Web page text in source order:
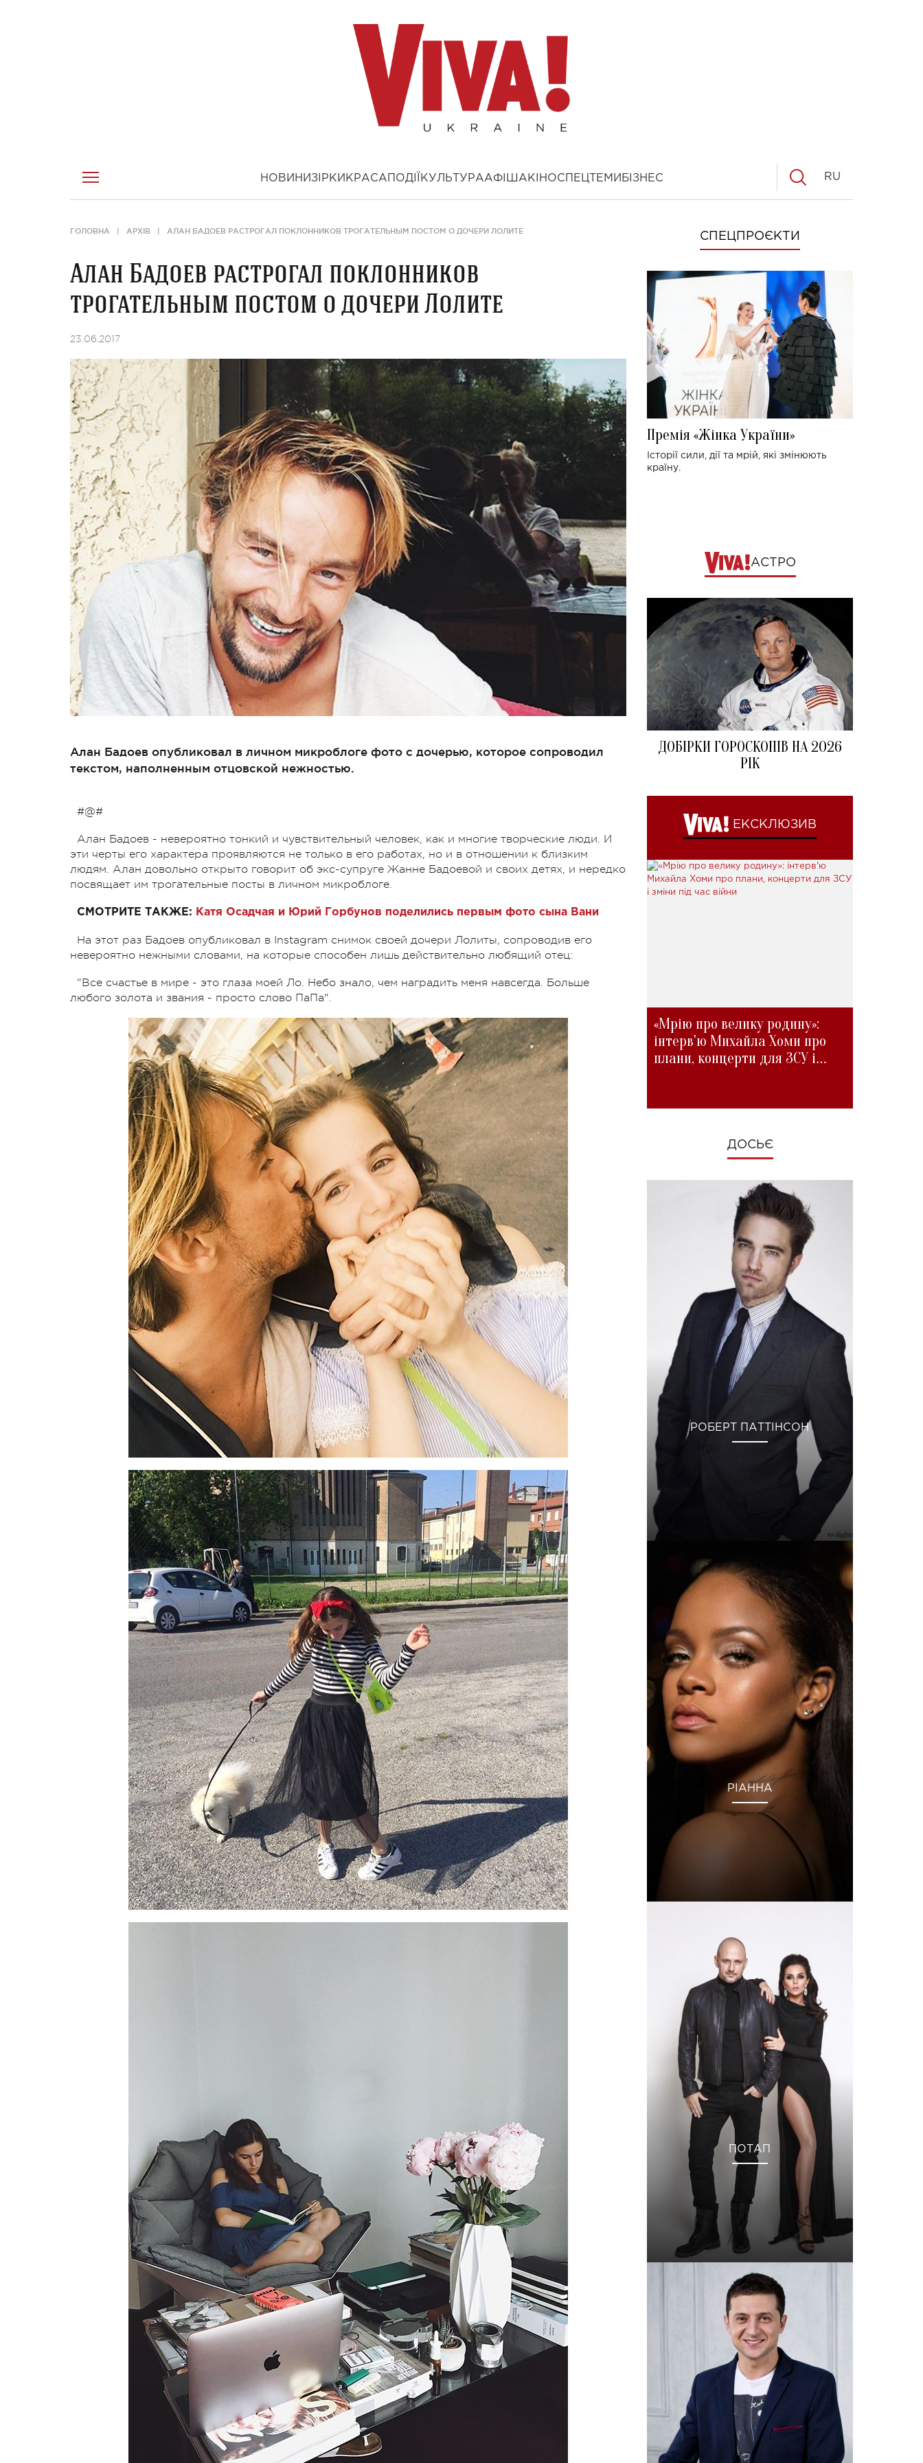
НОВИНИ ЗІРКИ КРАСА ПОДІЇ КУЛЬТУРААФІША КІНОСПЕЦТЕМИ БІЗНЕС RU
ГОЛОВНА АРХІВ АЛАН БАДОЕВ РАСТРОГАЛ ПОКЛОННИКОВ ТРОГАТЕЛЬНЫМ ПОСТОМ О ДОЧЕРИ ЛОЛИТЕ
Алан Бадоев растрогал поклонников
трогательным постом о дочери Лолите
23.06.2017
Алан Бадоев опубликовал в личном микроблоге фото с дочерью, которое сопроводил
текстом, наполненным отцовской нежностью.
#@#
Алан Бадоев - невероятно тонкий и чувствительный человек, как и многие творческие люди. И
эти черты его характера проявляются не только в его работах, но и в отношении к близким
людям. Алан довольно открыто говорит об экс-супруге Жанне Бадоевой и своих детях, и нередко
посвящает им трогательные посты в личном микроблоге.
СМОТРИТЕ ТАКЖЕ: Катя Осадчая и Юрий Горбунов поделились первым фото сына Вани
На этот раз Бадоев опубликовал в Instagram снимок своей дочери Лолиты, сопроводив его
невероятно нежными словами, на которые способен лишь действительно любящий отец:
"Все счастье в мире - это глаза моей Ло. Небо знало, чем наградить меня навсегда. Больше
любого золота и звания - просто слово ПаПа".
СПЕЦПРОЄКТИ
Премія «Жінка України»
Історії сили, дії та мрій, які змінюють
країну.
АСТРО
ДОБІРКИ ГОРОСКОПІВ НА 2026
РІК
ЕКСКЛЮЗИВ
«Мрію про велику родину»:
інтерв'ю Михайла Хоми про
плани, концерти для ЗСУ і
ДОСЬЄ
РОБЕРТ ПАТТІНСОН
РІАННА
ПОТАП